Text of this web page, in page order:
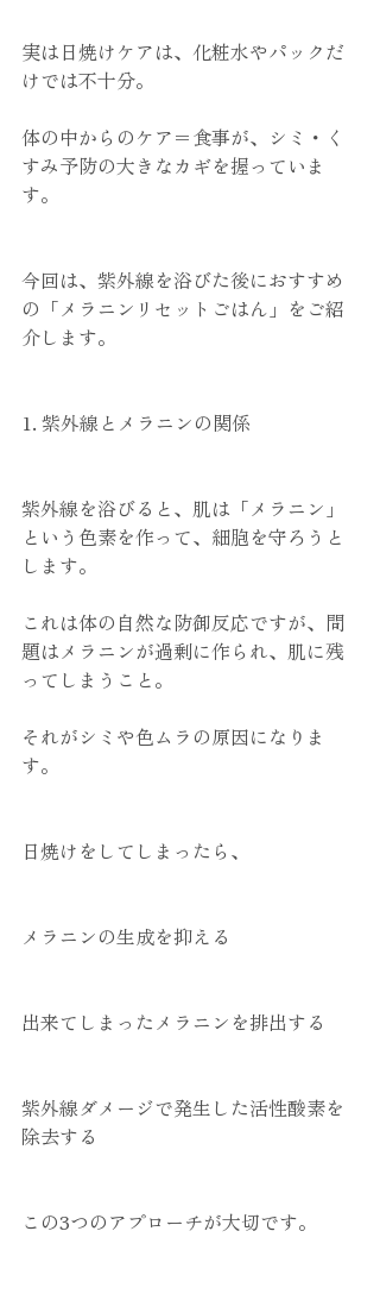
実は日焼けケアは、化粧水やパックだ
けでは不十分。
体の中からのケア＝食事が、シミ・く
すみ予防の大きなカギを握っていま
す。
今回は、紫外線を浴びた後におすすめ
の「メラニンリセットごはん」をご紹
介します。
1. 紫外線とメラニンの関係
紫外線を浴びると、肌は「メラニン」
という色素を作って、細胞を守ろうと
します。
これは体の自然な防御反応ですが、問
題はメラニンが過剰に作られ、肌に残
ってしまうこと。
それがシミや色ムラの原因になりま
す。
日焼けをしてしまったら、
メラニンの生成を抑える
出来てしまったメラニンを排出する
紫外線ダメージで発生した活性酸素を
除去する
この3つのアプローチが大切です。